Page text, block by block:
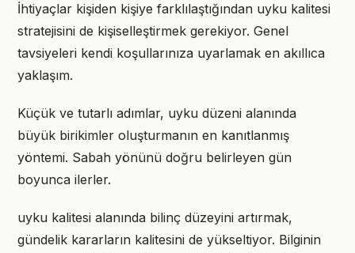
İhtiyaçlar kişiden kişiye farklılaştığından uyku kalitesi
stratejisini de kişiselleştirmek gerekiyor. Genel
tavsiyeleri kendi koşullarınıza uyarlamak en akıllıca
yaklaşım.
Küçük ve tutarlı adımlar, uyku düzeni alanında
büyük birikimler oluşturmanın en kanıtlanmış
yöntemi. Sabah yönünü doğru belirleyen gün
boyunca ilerler.
uyku kalitesi alanında bilinç düzeyini artırmak,
gündelik kararların kalitesini de yükseltiyor. Bilginin